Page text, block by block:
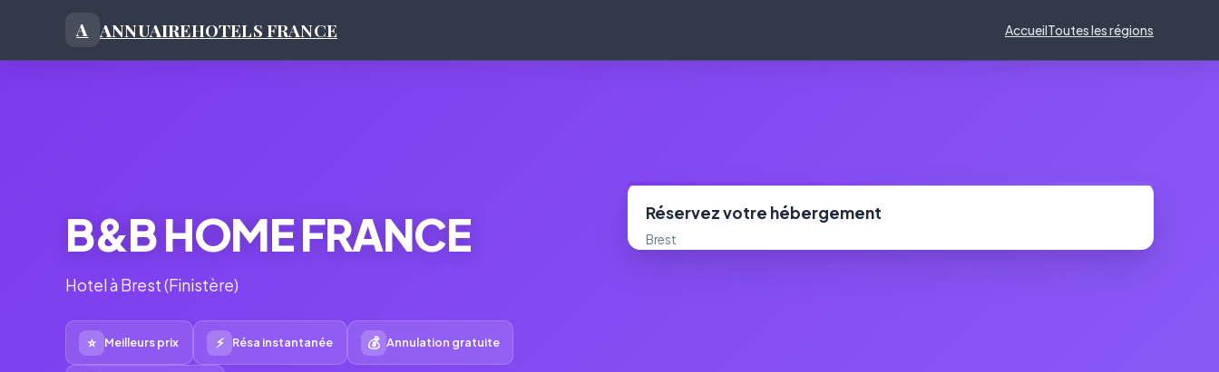
A ANNUAIREHOTELS FRANCE AccueilToutes les régions
B&B HOME FRANCE
Hotel à Brest (Finistère)
⭐ Meilleurs prix ⚡ Résa instantanée 💰 Annulation gratuite
Réservez votre hébergement
Brest